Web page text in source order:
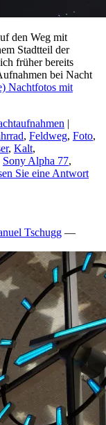
den Weg mit
Stadtteil der
früher bereits
bei Nacht
Nachtfotos mit
|
, Feldweg, Foto,
, Kalt,
Sony Alpha 77,
Sie eine Antwort
Tschugg —